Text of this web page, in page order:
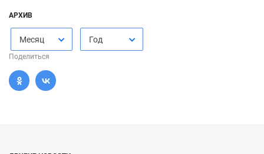
АРХИВ
Месяц Год
Поделиться